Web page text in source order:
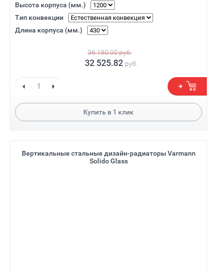
Высота корпуса (мм.)
Тип конвекции
Длина корпуса (мм.)
36 180.00руб.
32 525.82 руб.
Купить в 1 клик
Вертикальные стальные дизайн-радиаторы Varmann
Solido Glass